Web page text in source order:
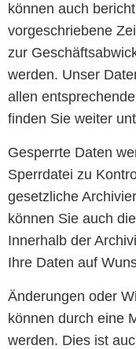
können auch
vorgeschriebene
zur
werden. Unser
allen
finden Sie weiter
Gesperrte Daten
Sperrdatei zu
gesetzliche
können Sie auch
Innerhalb der
Ihre Daten auf
Änderungen oder
können durch eine
werden. Dies ist